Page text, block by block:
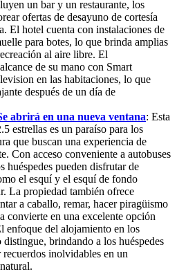
un bar y un restaurante, los
ofertas de desayuno de cortesía
El hotel cuenta con instalaciones de
para botes, lo que brinda amplias
al aire libre. El
de su mano con Smart
en las habitaciones, lo que
después de un día de
abrirá en una nueva ventana: Esta
estrellas es un paraíso para los
que buscan una experiencia de
Con acceso conveniente a autobuses
huéspedes pueden disfrutar de
el esquí y el esquí de fondo
La propiedad también ofrece
a caballo, remar, hacer piragüismo
convierte en una excelente opción
enfoque del alojamiento en los
distingue, brindando a los huéspedes
inolvidables en un